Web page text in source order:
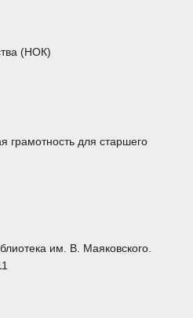
(НОК)
грамотность для старшего
им. В. Маяковского.